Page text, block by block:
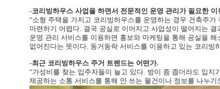
-코리빙하우스 사업을 하면서 전문적인 운영 관리가 필요한 이
“소형 주택을 가지고 코리빙하우스를 운영하는 경우 건축주
마련하기 어렵다. 결국 공실로 이어지고 사업성이 떨어지는 결
운영 관리 서비스를 이용하면 홍보와 마케팅을 통해 공실을
없어진다는 뜻이다. 동거동락 서비스를 이용하고 있는 코리
-최근 코리빙하우스 주거 트렌드는 어떤가.
“가성비를 찾는 입주자들이 늘고 있다. 방이 좀 좁더라도 입
제공하는 소통 서비스를 통해 안 쓰는 물건이나 정보를 나누기